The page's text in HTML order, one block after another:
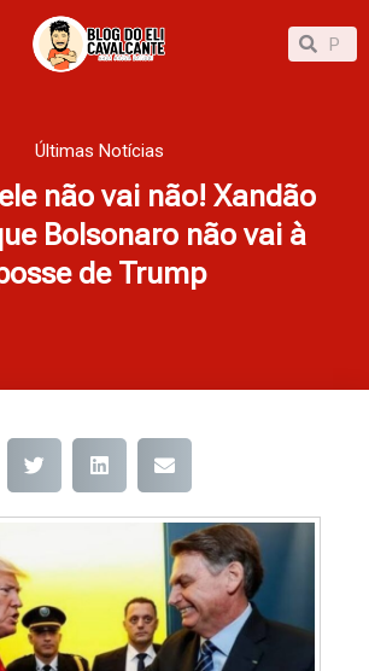
Pesquisar
Últimas Notícias
não vai não! Xandão
Bolsonaro não vai à
de Trump